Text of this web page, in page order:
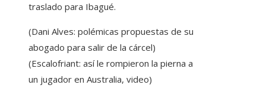
traslado para Ibagué.
(Dani Alves: polémicas propuestas de su
abogado para salir de la cárcel)
(Escalofriant: así le rompieron la pierna a
un jugador en Australia, video)